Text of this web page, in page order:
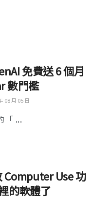
免費送 6 個月
數門檻
08 月 05 日
「 ...
Computer Use 功
的軟體了